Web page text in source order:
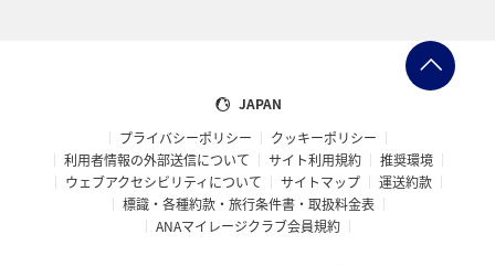
JAPAN
プライバシーポリシー
クッキーポリシー
利用者情報の外部送信について
サイト利用規約
推奨環境
ウェブアクセシビリティについて
サイトマップ
運送約款
標識・各種約款・旅行条件書・取扱料金表
ANAマイレージクラブ会員規約